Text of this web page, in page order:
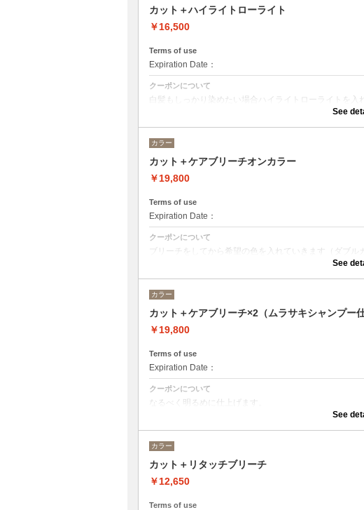
トリートメントの種類によって料金が異なります。
クイックトリートメント→¥19450
髪質別集中トリートメント→¥20550
当日ご相談の上、ご選択頂けます。
カット＋ハイライトローライト
￥16,500
Terms of use
Expiration Date：
クーポンについて
白髪もしっかり染めたい場合ハイライトローライトを入
その場合プラス2200円から5500円程度になります。
See
カラー
カット＋ケアブリーチオンカラー
￥19,800
Terms of use
Expiration Date：
クーポンについて
ブリーチをしてから希望の色を入れていきます（ダブル
ブリーチ→¥7150
オンカラー→¥7150
See
カラー
カット＋ケアブリーチ×2（ムラサキシャンプー仕
￥19,800
Terms of use
Expiration Date：
クーポンについて
なるべく明るめに仕上げます。
状態によって白まで持って行けることもありますが白ま
ご相談下さい。
カット¥5500
See
カラー
カット＋リタッチブリーチ
￥12,650
Terms of use